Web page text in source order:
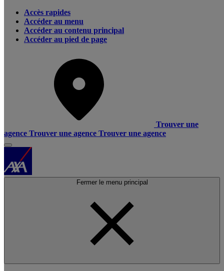
Accès rapides
Accéder au menu
Accéder au contenu principal
Accéder au pied de page
Trouver une
agence Trouver une agence Trouver une agence
Fermer le menu principal